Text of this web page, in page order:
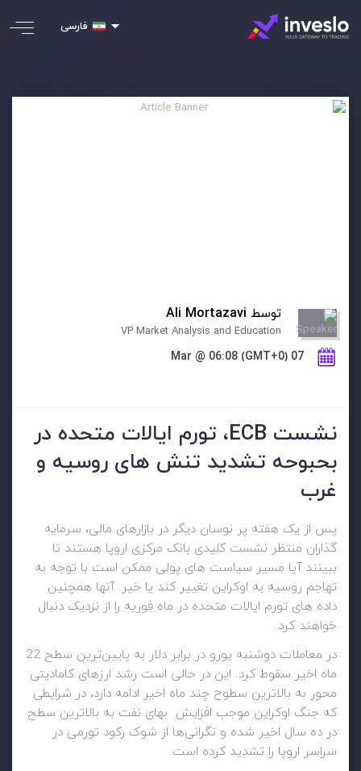
فارسی
توسط Ali Mortazavi
VP Market Analysis and Education
07 Mar @ 06:08 (GMT+0)
نشست ECB، تورم ایالات متحده در
بحبوحه تشدید تنش های روسیه و
غرب
پس از یک هفته پر نوسان دیگر در بازارهای مالی، سرمایه
گذاران منتظر نشست کلیدی بانک مرکزی اروپا هستند تا
ببینند آیا مسیر سیاست های پولی ممکن است با توجه به
تهاجم روسیه به اوکراین تغییر کند یا خیر. آنها همچنین
داده های تورم ایالات متحده در ماه فوریه را از نزدیک دنبال
خواهند کرد.
در معاملات دوشنبه یورو در برابر دلار به پایین‌ترین سطح 22
ماه اخیر سقوط کرد. این در حالی است رشد ارزهای کامادیتی
محور به بالاترین سطوح چند ماه اخیر ادامه دارد، در شرایطی
که جنگ اوکراین موجب افزایش بهای نفت به بالاترین سطح
در ده سال اخیر شده و نگرانی‌ها از شوک رکود تورمی در
سراسر اروپا را تشدید کرده است.